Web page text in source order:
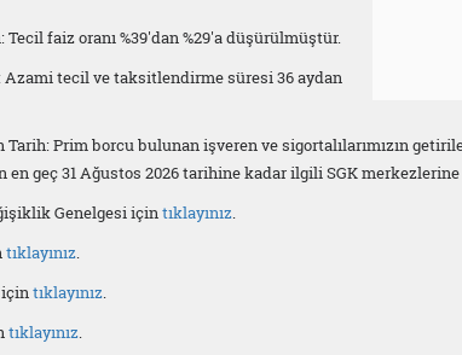
Tecil faiz oranı %39'dan %29'a düşürülmüştür.
Azami tecil ve taksitlendirme süresi 36 aydan
Tarih: Prim borcu bulunan işveren ve sigortalılarımızın
geç 31 Ağustos 2026 tarihine kadar ilgili SGK
Genelgesi içintıklayınız.
tıklayınız.
içintıklayınız.
tıklayınız.